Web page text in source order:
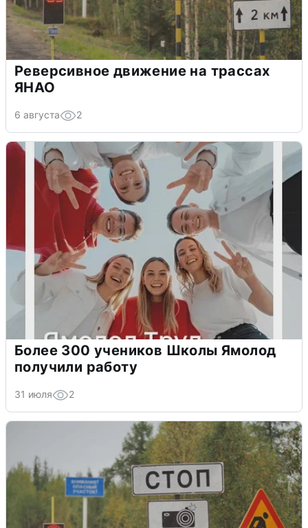
Реверсивное движение на трассах
ЯНАО
6 августа 2
Более 300 учеников Школы Ямолод
получили работу
31 июля 2